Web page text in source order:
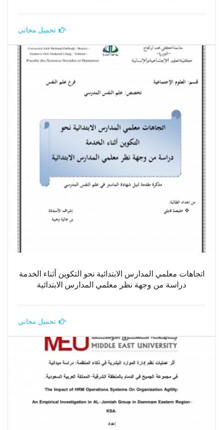
تحميل مجاني
اتجاهات معلمي المدارس الابتدائية نحو التكوين أثناء الخدمة
دراسة من وجهة نظر معلمي المدارس الابتدائية
تحميل مجاني